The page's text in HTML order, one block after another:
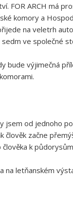
FOR ARCH má
komory a
na veletrh
ve společné
bude výjimečná
jsem od jednoho
začne
k
letňanském